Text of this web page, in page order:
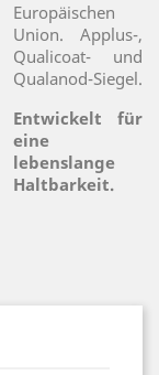
Europäischen
Union. Applus-,
Qualicoat- und
Qualanod-Siegel.
Entwickelt für
eine
lebenslange
Haltbarkeit.